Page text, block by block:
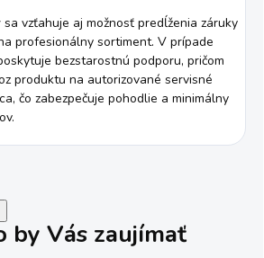
sa vzťahuje aj možnosť predĺženia záruky
profesionálny sortiment. V prípade
bezstarostnú podporu, pričom
produktu na autorizované servisné
čo zabezpečuje pohodlie a minimálny
by Vás zaujímať